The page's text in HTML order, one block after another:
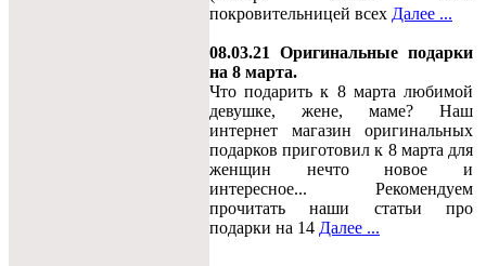
покровительницей всех Далее ...
08.03.21 Оригинальные подарки
на 8 марта.
Что подарить к 8 марта любимой
девушке, жене, маме? Наш
интернет магазин оригинальных
подарков приготовил к 8 марта для
женщин нечто новое и
интересное... Рекомендуем
прочитать наши статьи про
подарки на 14 Далее ...